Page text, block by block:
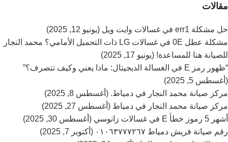
مقالات
حل مشكلة err1 في غسالات وايت ويل (يونيو 12, 2025)
مشكلة عطل 0E في غسالات LG ذات التحميل الأمامي؟ محمد النجار
للصيانة هنا للمساعدة! (يونيو 17, 2025)
“ظهور رمز E في الغسالة الديجيتال: ماذا يعني وكيف تتصرف؟”
(أغسطس 5, 2025)
مركز صيانة محمد النجار في دمياط. (أغسطس 8, 2025)
مركز صيانة محمد النجار في دمياط (أغسطس 27, 2025)
أشهر 5 رموز خطأ E في غسالات زانوسي (أغسطس 30, 2025)
رقم صيانة فريش دمياط ٠١٠٦٣٧٧٧٢٦٧ (أكتوبر 7, 2025)